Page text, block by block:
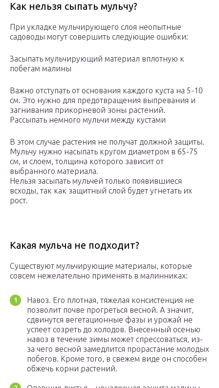
Как нельзя сыпать мульчу?
При укладке мульчирующего слоя неопытные
садоводы могут совершить следующие ошибки:
Засыпать мульчирующий материал вплотную к
побегам малины
Важно отступать от основания каждого куста на 5-10
см. Это нужно для предотвращения выпревания и
загнивания прикорневой зоны растений.
Рассыпать немного мульчи между кустами
В этом случае растения не получат должной защиты.
Мульчу нужно насыпать кругом диаметром в 65-75
см, и слоем, толщина которого зависит от
выбранного материала.
Нельзя засыпать мульчей только появившиеся
всходы, так как защитный слой будет угнетать их
рост.
Какая мульча не подходит?
Существуют мульчирующие материалы, которые
совсем нежелательно применять в малинниках:
Навоз. Его плотная, тяжелая консистенция не
позволит почве прогреться весной. А значит,
сдвинутся вегетационные фазы и урожай не
успеет созреть до холодов. Внесенный осенью
навоз в течение зимы может спрессоваться, из-
за чего весной замедлится прорастание молодых
побегов. Кроме того, в свежем виде он способен
обжечь корни растений.